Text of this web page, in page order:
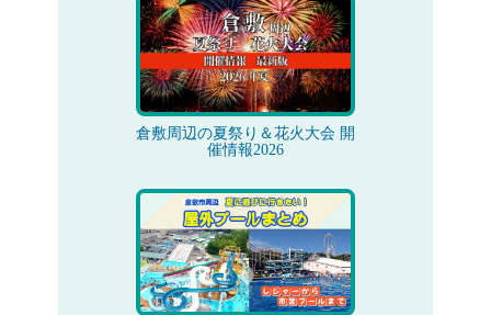
倉敷周辺の夏祭り＆花火大会 開
催情報2026